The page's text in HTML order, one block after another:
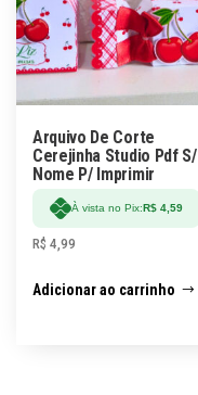
Arquivo De Corte
Cerejinha Studio Pdf S/
Nome P/ Imprimir
À vista no Pix:R$ 4,59
R$ 4,99
Adicionar ao carrinho